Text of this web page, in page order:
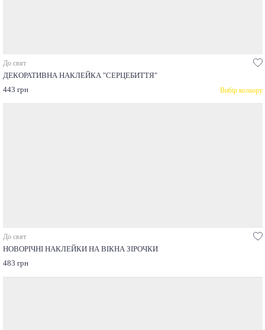
До свят
ДЕКОРАТИВНА НАКЛЕЙКА "СЕРЦЕБИТТЯ"
443 грн
Вибір кольору
До свят
НОВОРІЧНІ НАКЛЕЙКИ НА ВІКНА ЗІРОЧКИ
483 грн